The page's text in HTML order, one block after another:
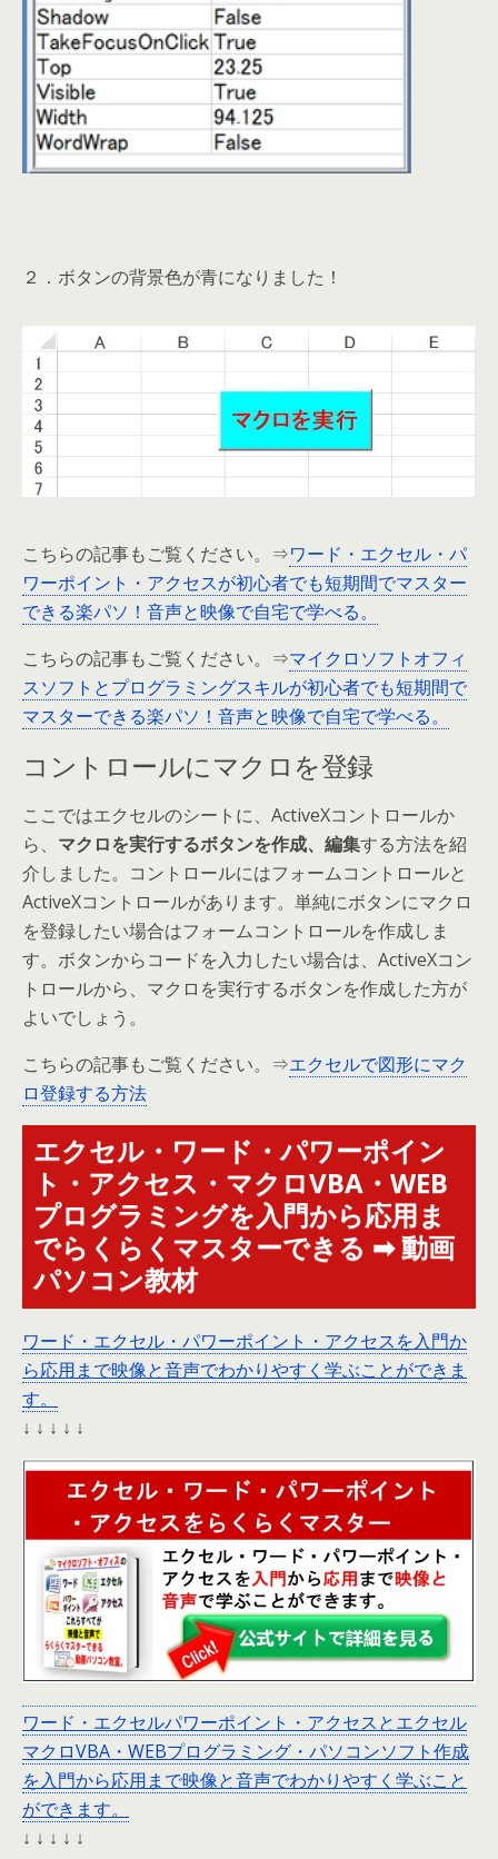
２．ボタンの背景色が青になりました！
こちらの記事もご覧ください。⇒ワード・エクセル・パ
ワーポイント・アクセスが初心者でも短期間でマスター
できる楽パソ！音声と映像で自宅で学べる。
こちらの記事もご覧ください。⇒マイクロソフトオフィ
スソフトとプログラミングスキルが初心者でも短期間で
マスターできる楽パソ！音声と映像で自宅で学べる。
コントロールにマクロを登録
ここではエクセルのシートに、ActiveXコントロールか
ら、 マクロを実行するボタンを作成、編集する方法を紹
介しました。コントロールにはフォームコントロールと
ActiveXコントロールがあります。単純にボタンにマクロ
を登録したい場合はフォームコントロールを作成しま
す。ボタンからコードを入力したい場合は、ActiveXコン
トロールから、マクロを実行するボタンを作成した方が
よいでしょう。
こちらの記事もご覧ください。⇒エクセルで図形にマク
ロ登録する方法
エクセル・ワード・パワーポイン
ト・アクセス・マクロVBA・WEB
プログラミングを入門から応用ま
でらくらくマスターできる ➡ 動画
パソコン教材
ワード・エクセル・パワーポイント・アクセスを入門か
ら応用まで映像と音声でわかりやすく学ぶことができま
す。
↓ ↓ ↓ ↓ ↓
ワード・エクセルパワーポイント・アクセスとエクセル
マクロVBA・WEBプログラミング・パソコンソフト作成
を入門から応用まで映像と音声でわかりやすく学ぶこと
ができます。
↓ ↓ ↓ ↓ ↓